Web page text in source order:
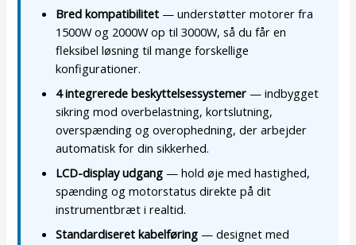
Bred kompatibilitet — understøtter motorer fra
1500W og 2000W op til 3000W, så du får en
fleksibel løsning til mange forskellige
konfigurationer.
4 integrerede beskyttelsessystemer — indbygget
sikring mod overbelastning, kortslutning,
overspænding og overophedning, der arbejder
automatisk for din sikkerhed.
LCD-display udgang — hold øje med hastighed,
spænding og motorstatus direkte på dit
instrumentbræt i realtid.
Standardiseret kabelføring — designet med